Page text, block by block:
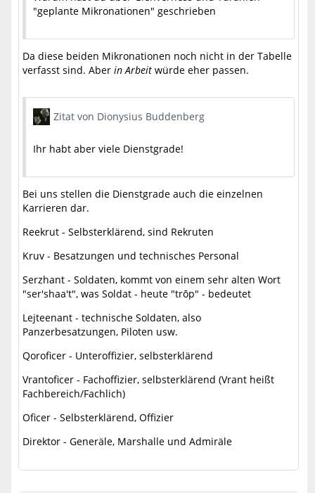
"geplante Mikronationen" geschrieben
Da diese beiden Mikronationen noch nicht in der Tabelle
verfasst sind. Aber in Arbeit würde eher passen.
Zitat von Dionysius Buddenberg
Ihr habt aber viele Dienstgrade!
Bei uns stellen die Dienstgrade auch die einzelnen
Karrieren dar.
Reekrut - Selbsterklärend, sind Rekruten
Kruv - Besatzungen und technisches Personal
Serzhant - Soldaten, kommt von einem sehr alten Wort
"ser'shaa't", was Soldat - heute "trōp" - bedeutet
Lejteenant - technische Soldaten, also
Panzerbesatzungen, Piloten usw.
Qoroficer - Unteroffizier, selbsterklärend
Vrantoficer - Fachoffizier, selbsterklärend (Vrant heißt
Fachbereich/Fachlich)
Oficer - Selbsterklärend, Offizier
Direktor - Generäle, Marshalle und Admiräle